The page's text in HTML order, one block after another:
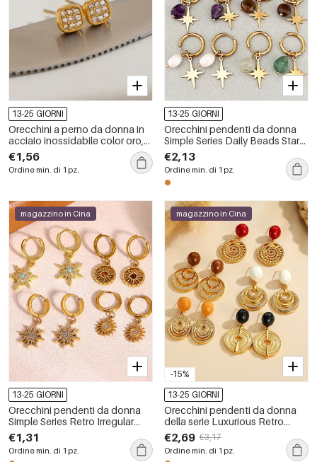
13-25 GIORNI
Orecchini a perno da donna in
acciaio inossidabile color oro,
impermeabili, dalla forma
geometrica e con zirconi.
€1,56
Ordine min. di 1 pz.
13-25 GIORNI
Orecchini pendenti da donna
Simple Series Daily Beads Star
in acciaio inossidabile color oro
impermeabile con pietra
naturale
€2,13
Ordine min. di 1 pz.
magazzino in Cina
13-25 GIORNI
Orecchini pendenti da donna
Simple Series Retro Irregular
Shape Sun in acciaio
inossidabile impermeabile color
oro
€1,31
Ordine min. di 1 pz.
-15%
magazzino in Cina
13-25 GIORNI
Orecchini pendenti da donna
della serie Luxurious Retro
Circle in acciaio inossidabile
impermeabile color oro.
€2,69 €3,17
Ordine min. di 1 pz.